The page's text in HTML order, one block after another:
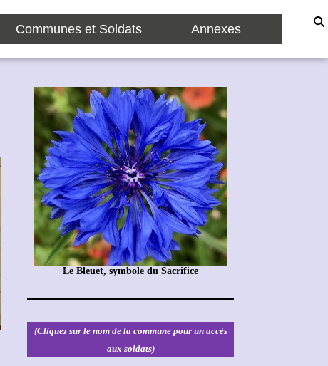
Communes et Soldats Annexes
Le Bleuet, symbole du Sacrifice
(Cliquez sur le nom de la commune pour un accès
aux soldats)